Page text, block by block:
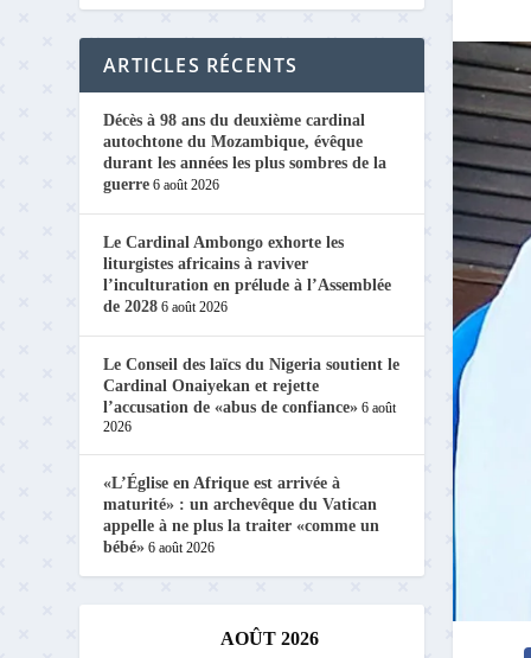
ARTICLES RÉCENTS
Décès à 98 ans du deuxième cardinal
autochtone du Mozambique, évêque
durant les années les plus sombres de la
guerre 6 août 2026
Le Cardinal Ambongo exhorte les
liturgistes africains à raviver
l’inculturation en prélude à l’Assemblée
de 2028 6 août 2026
Le Conseil des laïcs du Nigeria soutient le
Cardinal Onaiyekan et rejette
l’accusation de «abus de confiance» 6 août
2026
«L’Église en Afrique est arrivée à
maturité» : un archevêque du Vatican
appelle à ne plus la traiter «comme un
bébé» 6 août 2026
AOÛT 2026